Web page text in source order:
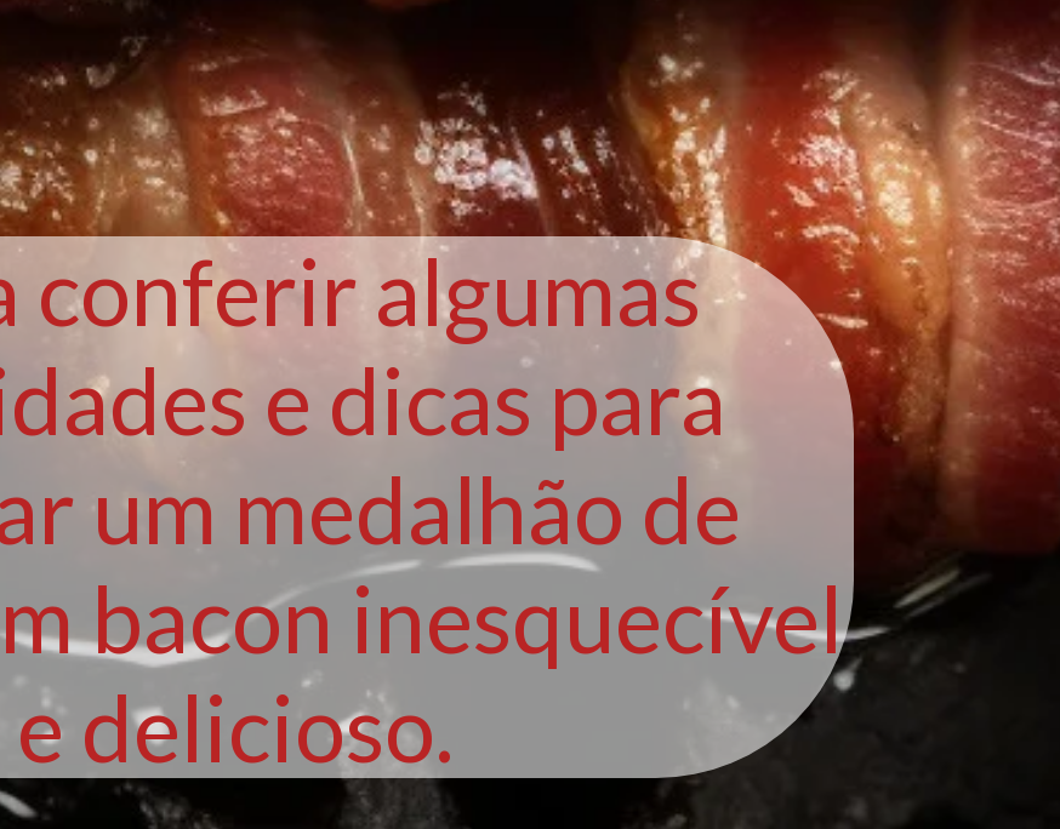
conferir algumas
e dicas para
um medalhão de
bacon inesquecível
e delicioso.